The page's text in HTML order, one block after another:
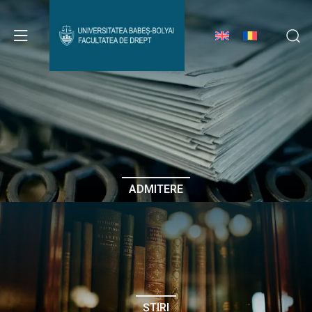
Avizier Studenți
Studii
Admitere
Erasmus & Internațional
Despre Facultate
ADMITERE
ȘTIRI